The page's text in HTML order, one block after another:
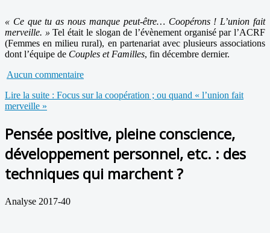
« Ce que tu as nous manque peut-être… Coopérons ! L’union fait
merveille. » Tel était le slogan de l’évènement organisé par l’ACRF
(Femmes en milieu rural), en partenariat avec plusieurs associations
dont l’équipe de Couples et Familles, fin décembre dernier.
Aucun commentaire
Lire la suite : Focus sur la coopération ; ou quand « l’union fait
merveille »
Pensée positive, pleine conscience,
développement personnel, etc. : des
techniques qui marchent ?
Analyse 2017-40